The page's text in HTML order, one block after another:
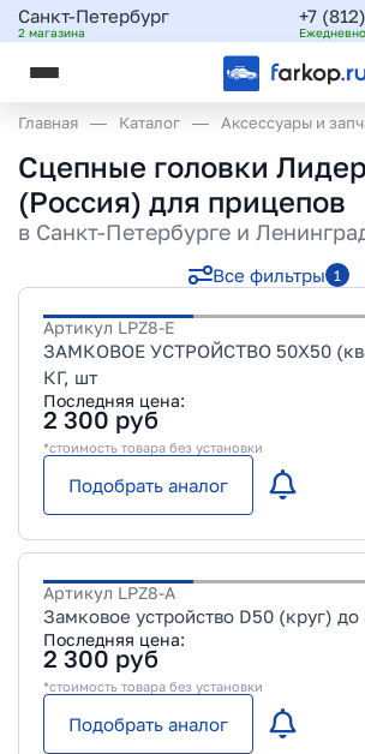
Санкт-Петербург
2 магазина
+7
Главная Каталог Аксессуары и
Сцепные головки
(Россия) для прицепов
в Санкт-Петербурге и
Все фильтры 1
Артикул LPZ8-E
ЗАМКОВОЕ УСТРОЙСТВО 50X50
КГ, шт
Последняя цена:
2 300 руб
*стоимость товара без установки
Подобрать аналог
Артикул LPZ8-A
Замковое устройство D50 (круг)
Последняя цена:
2 300 руб
*стоимость товара без установки
Подобрать аналог